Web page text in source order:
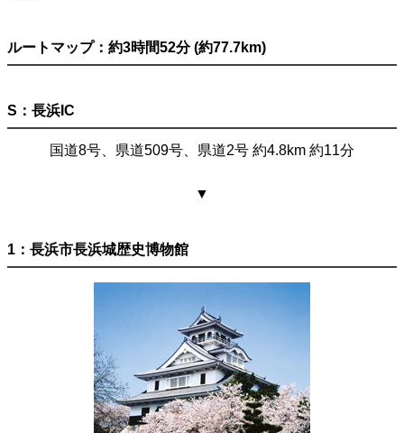
ルートマップ：約3時間52分 (約77.7km)
S：長浜IC
国道8号、県道509号、県道2号 約4.8km 約11分
▼
1：長浜市長浜城歴史博物館